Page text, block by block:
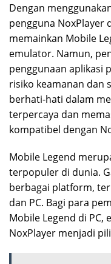
Dengan
pengguna NoxPlayer
memainkan Mobile
emulator. Namun,
penggunaan aplikasi
risiko keamanan dan
berhati-hati dalam
terpercaya dan
kompatibel dengan
Mobile Legend
terpopuler di dunia.
berbagai platform,
dan PC. Bagi para
Mobile Legend di
NoxPlayer menjadi